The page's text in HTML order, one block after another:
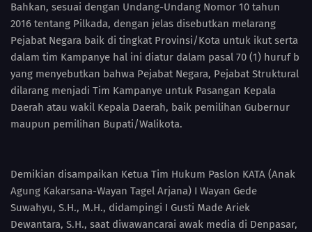
Bahkan, sesuai dengan Undang-Undang Nomor 10 tahun
2016 tentang Pilkada, dengan jelas disebutkan melarang
Pejabat Negara baik di tingkat Provinsi/Kota untuk ikut serta
dalam tim Kampanye hal ini diatur dalam pasal 70 (1) huruf b
yang menyebutkan bahwa Pejabat Negara, Pejabat Struktural
dilarang menjadi Tim Kampanye untuk Pasangan Kepala
Daerah atau wakil Kepala Daerah, baik pemilihan Gubernur
maupun pemilihan Bupati/Walikota.
Demikian disampaikan Ketua Tim Hukum Paslon KATA (Anak
Agung Kakarsana-Wayan Tagel Arjana) I Wayan Gede
Suwahyu, S.H., M.H., didampingi I Gusti Made Ariek
Dewantara, S.H., saat diwawancarai awak media di Denpasar,